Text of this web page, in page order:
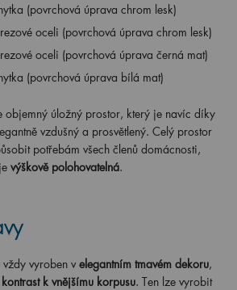
(povrchová úprava chrom lesk)
oceli (povrchová úprava chrom lesk)
oceli (povrchová úprava černá mat)
(povrchová úprava bílá mat)
objemný úložný prostor, který je navíc díky
vzdušný a prosvětlený. Celý prostor
potřebám všech členů domácnosti,
výškově polohovatelná.
vyroben velegantním tmavém dekoru,
k vnějšímu korpusu. Ten lze vyrobit